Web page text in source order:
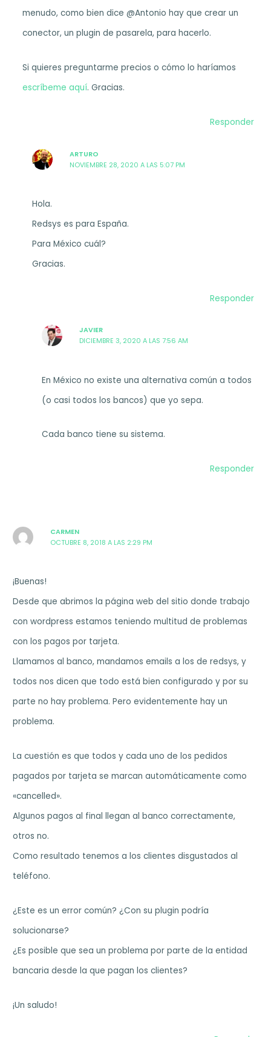
menudo, como bien dice @Antonio hay que crear un
conector, un plugin de pasarela, para hacerlo.
Si quieres preguntarme precios o cómo lo haríamos
escríbeme aquí. Gracias.
Responder
ARTURO
NOVIEMBRE 28, 2020 A LAS 5:07 PM
Hola.
Redsys es para España.
Para México cuál?
Gracias.
Responder
JAVIER
DICIEMBRE 3, 2020 A LAS 7:56 AM
En México no existe una alternativa común a todos
(o casi todos los bancos) que yo sepa.
Cada banco tiene su sistema.
Responder
CARMEN
OCTUBRE 8, 2018 A LAS 2:29 PM
¡Buenas!
Desde que abrimos la página web del sitio donde trabajo
con wordpress estamos teniendo multitud de problemas
con los pagos por tarjeta.
Llamamos al banco, mandamos emails a los de redsys, y
todos nos dicen que todo está bien configurado y por su
parte no hay problema. Pero evidentemente hay un
problema.
La cuestión es que todos y cada uno de los pedidos
pagados por tarjeta se marcan automáticamente como
«cancelled».
Algunos pagos al final llegan al banco correctamente,
otros no.
Como resultado tenemos a los clientes disgustados al
teléfono.
¿Este es un error común? ¿Con su plugin podría
solucionarse?
¿Es posible que sea un problema por parte de la entidad
bancaria desde la que pagan los clientes?
¡Un saludo!